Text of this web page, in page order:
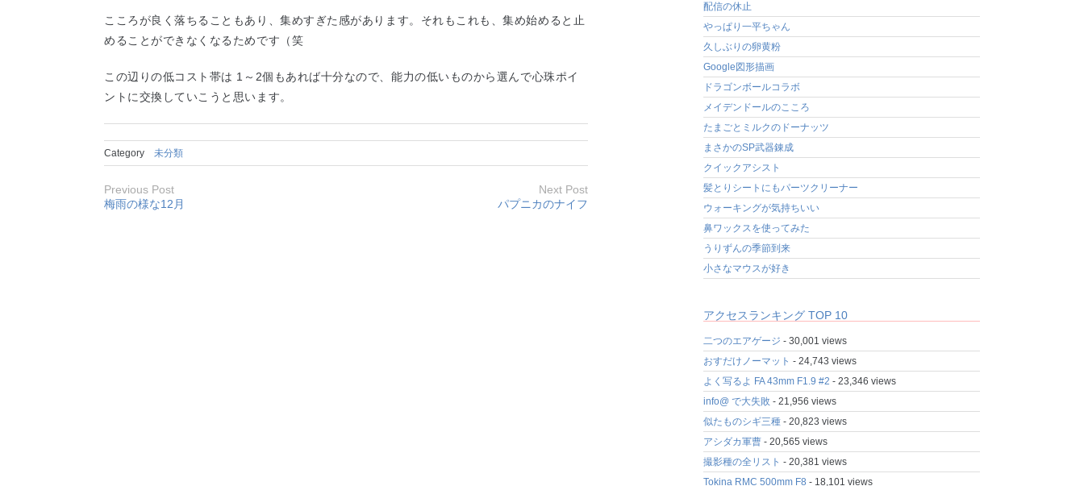
こころが良く落ちることもあり、集めすぎた感があります。それもこれも、集め始めると止
めることができなくなるためです（笑
この辺りの低コスト帯は 1～2個もあれば十分なので、能力の低いものから選んで心珠ポイ
ントに交換していこうと思います。
Category 未分類
Previous Post
梅雨の様な12月
Next Post
パプニカのナイフ
配信の休止
やっぱり一平ちゃん
久しぶりの卵黄粉
Google図形描画
ドラゴンボールコラボ
メイデンドールのこころ
たまごとミルクのドーナッツ
まさかのSP武器錬成
クイックアシスト
髪とりシートにもパーツクリーナー
ウォーキングが気持ちいい
鼻ワックスを使ってみた
うりずんの季節到来
小さなマウスが好き
アクセスランキング TOP 10
二つのエアゲージ - 30,001 views
おすだけノーマット - 24,743 views
よく写るよ FA 43mm F1.9 #2 - 23,346 views
info@ で大失敗- 21,956 views
似たものシギ三種- 20,823 views
アシダカ軍曹- 20,565 views
撮影種の全リスト - 20,381 views
Tokina RMC 500mm F8 - 18,101 views